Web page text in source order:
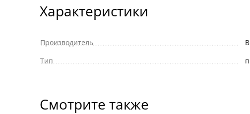
Характеристики
Производитель
Тип
Смотрите также